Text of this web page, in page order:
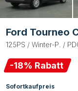
Ford Tourneo
125PS / Winter-P. /
-18% Rabatt
Sofortkaufpreis